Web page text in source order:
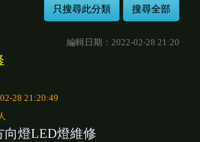
編輯日期：2022-02-28 21:20
28 21:20:49
向燈LED燈維修